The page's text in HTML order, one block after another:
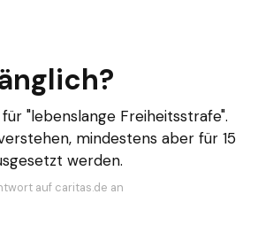
"lebenslange Freiheitsstrafe".
mindestens aber für 15
werden.
auf caritas.de an